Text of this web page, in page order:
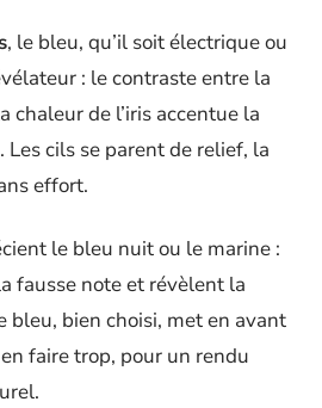
, le bleu, qu’il soit électrique ou
: le contraste entre la
chaleur de l’iris accentue la
cils se parent de relief, la
effort.
le bleu nuit ou le marine :
fausse note et révèlent la
bleu, bien choisi, met en avant
faire trop, pour un rendu